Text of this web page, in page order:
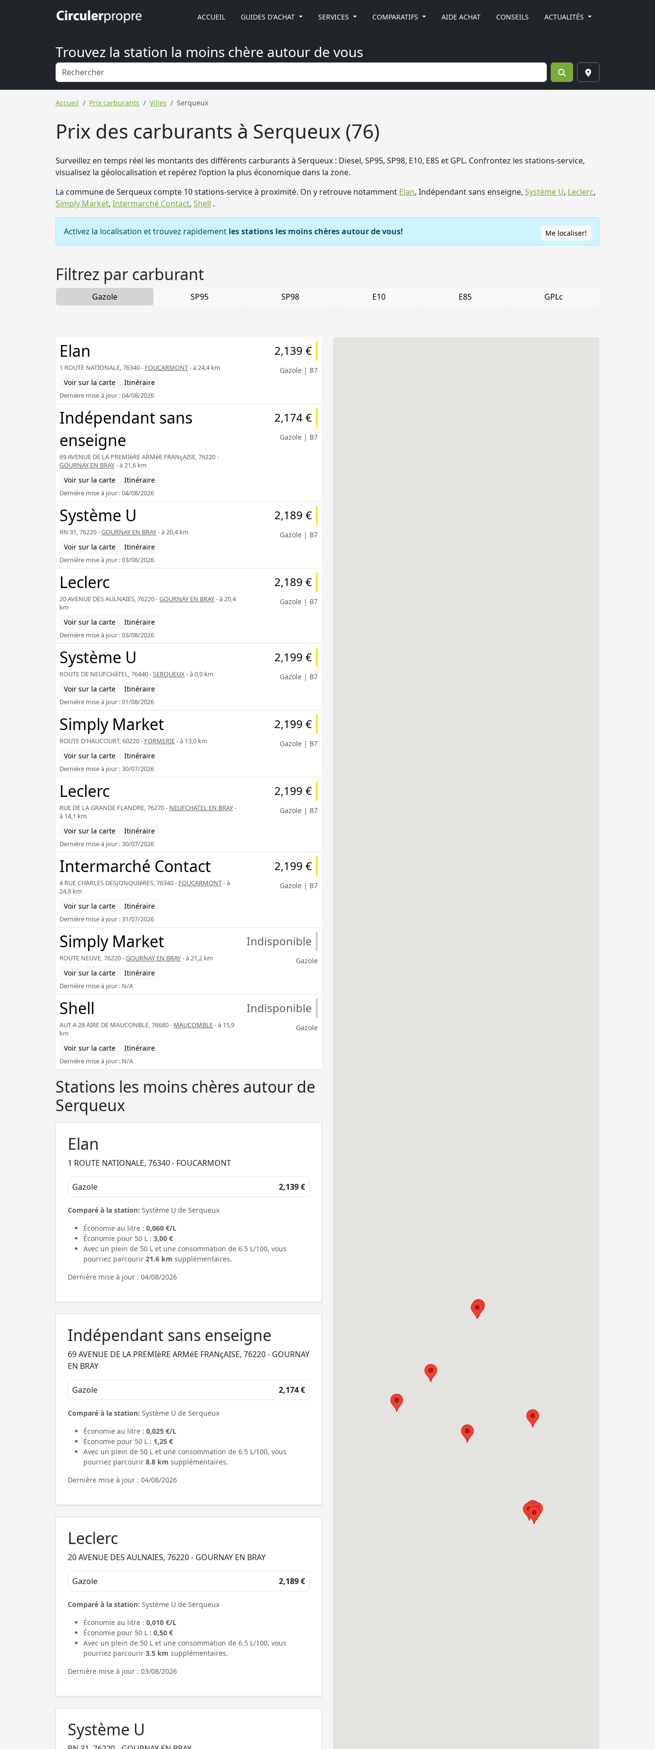
ACCUEIL GUIDES D'ACHAT SERVICES COMPARATIFS AIDE ACHAT CONSEILS ACTUALITÉS
Trouvez la station la moins chère autour de vous
Accueil Prix carburants Villes Serqueux
Prix des carburants à Serqueux (76)
Surveillez en temps réel les montants des différents carburants à Serqueux : Diesel, SP95, SP98, E10, E85 et GPL. Confrontez les stations-service,
visualisez la géolocalisation et repérez l’option la plus économique dans la zone.
La commune de Serqueux compte 10 stations-service à proximité. On y retrouve notamment Elan, Indépendant sans enseigne, Système U, Leclerc,
Simply Market, Intermarché Contact, Shell .
Activez la localisation et trouvez rapidement les stations les moins chères autour de vous! Me localiser!
Filtrez par carburant
Gazole SP95 SP98 E10 E85 GPLc
Elan
1 ROUTE NATIONALE, 76340 - FOUCARMONT- à 24,4 km
Voir sur la carte Itinéraire
Dernière mise à jour : 04/08/2026
2,139 €
Gazole | B7
Indépendant sans
enseigne
69 AVENUE DE LA PREMIèRE ARMéE FRANçAISE, 76220 -
GOURNAY EN BRAY- à 21,6 km
Voir sur la carte Itinéraire
Dernière mise à jour : 04/08/2026
2,174 €
Gazole | B7
Système U
RN 31, 76220 -GOURNAY EN BRAY- à 20,4 km
Voir sur la carte Itinéraire
Dernière mise à jour : 03/08/2026
2,189 €
Gazole | B7
Leclerc
20 AVENUE DES AULNAIES, 76220 -GOURNAY EN BRAY- à 20,4
km
Voir sur la carte Itinéraire
Dernière mise à jour : 03/08/2026
2,189 €
Gazole | B7
Système U
ROUTE DE NEUFCHâTEL, 76440 -SERQUEUX- à 0,0 km
Voir sur la carte Itinéraire
Dernière mise à jour : 01/08/2026
2,199 €
Gazole | B7
Simply Market
ROUTE D'HAUCOURT, 60220 - FORMERIE- à 13,0 km
Voir sur la carte Itinéraire
Dernière mise à jour : 30/07/2026
2,199 €
Gazole | B7
Leclerc
RUE DE LA GRANDE FLANDRE, 76270 - NEUFCHATEL EN BRAY-
à 14,1 km
Voir sur la carte Itinéraire
Dernière mise à jour : 30/07/2026
2,199 €
Gazole | B7
Intermarché Contact
4 RUE CHARLES DESJONQUIèRES, 76340 - FOUCARMONT- à
24,8 km
Voir sur la carte Itinéraire
Dernière mise à jour : 31/07/2026
2,199 €
Gazole | B7
Simply Market
ROUTE NEUVE, 76220 -GOURNAY EN BRAY- à 21,2 km
Voir sur la carte Itinéraire
Dernière mise à jour : N/A
Indisponible
Gazole
Shell
AUT A 28 AIRE DE MAUCONBLE, 76680 - MAUCOMBLE- à 15,9
km
Voir sur la carte Itinéraire
Dernière mise à jour : N/A
Indisponible
Gazole
Stations les moins chères autour de
Serqueux
Elan
1 ROUTE NATIONALE, 76340 - FOUCARMONT
Gazole 2,139 €
Comparé à la station: Système U de Serqueux
Économie au litre : 0,060 €/L
Économie pour 50 L : 3,00 €
Avec un plein de 50 L et une consommation de 6.5 L/100, vous
pourriez parcourir 21.6 km supplémentaires.
Dernière mise à jour : 04/08/2026
Indépendant sans enseigne
69 AVENUE DE LA PREMIèRE ARMéE FRANçAISE, 76220 - GOURNAY
EN BRAY
Gazole 2,174 €
Comparé à la station: Système U de Serqueux
Économie au litre : 0,025 €/L
Économie pour 50 L : 1,25 €
Avec un plein de 50 L et une consommation de 6.5 L/100, vous
pourriez parcourir 8.8 km supplémentaires.
Dernière mise à jour : 04/08/2026
Leclerc
20 AVENUE DES AULNAIES, 76220 - GOURNAY EN BRAY
Gazole 2,189 €
Comparé à la station: Système U de Serqueux
Économie au litre : 0,010 €/L
Économie pour 50 L : 0,50 €
Avec un plein de 50 L et une consommation de 6.5 L/100, vous
pourriez parcourir 3.5 km supplémentaires.
Dernière mise à jour : 03/08/2026
Système U